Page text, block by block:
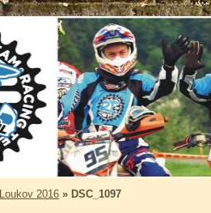
Loukov 2016 » DSC_1097